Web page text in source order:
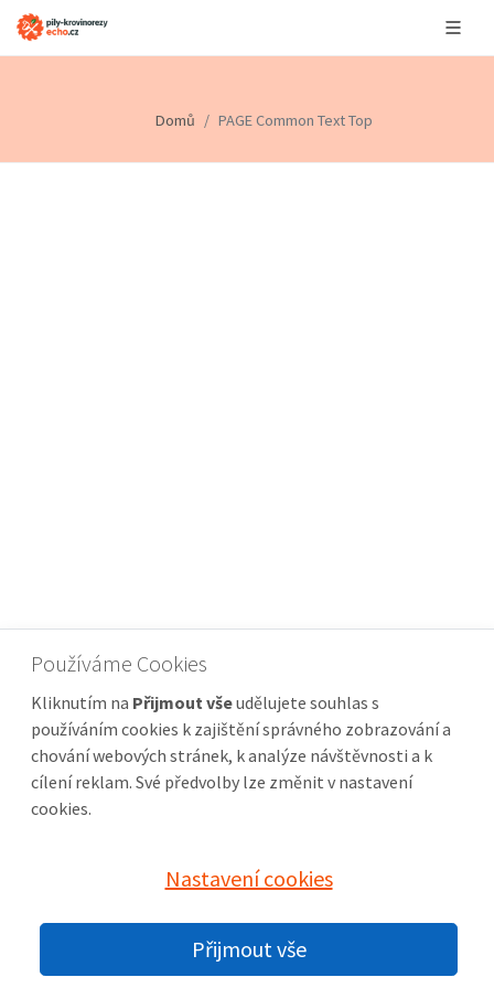
Domů PAGE Common Text Top
Používáme Cookies
Kliknutím na Přijmout všeudělujete souhlas s
používáním cookies k zajištění správného zobrazování a
chování webových stránek, k analýze návštěvnosti a k
cílení reklam. Své předvolby lze změnit v nastavení
cookies.
Nastavení cookies
Přijmout vše